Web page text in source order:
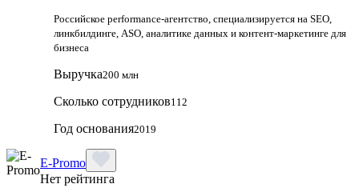
Российское performance-агентство, специализируется на SEO,
линкбилдинге, ASO, аналитике данных и контент-маркетинге для
бизнеса
Выручка200 млн
Сколько сотрудников112
Год основания2019
E-Promo
Нет рейтинга